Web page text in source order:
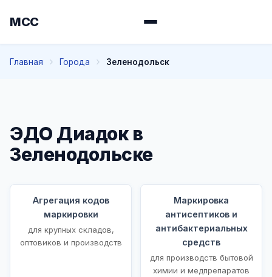
МСС
Главная Города Зеленодольск
ЭДО Диадок в
Зеленодольске
Агрегация кодов
маркировки
для крупных складов,
оптовиков и производств
Маркировка
антисептиков и
антибактериальных
средств
для производств бытовой
химии и медпрепаратов